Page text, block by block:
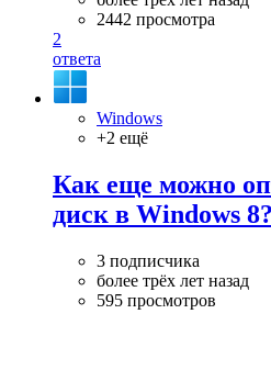
2442 просмотра
2
ответа
Windows
+2 ещё
Как еще можно
диск в Windows 8?
3 подписчика
более трёх лет назад
595 просмотров